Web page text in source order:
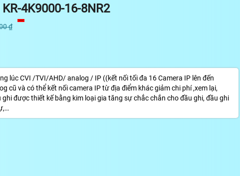
4K9000-16-8NR2
₫
lúc CVI /TVI/AHD/ analog / IP ((kết nối tối đa 16 Camera IP lên đến
cũ và có thể kết nối camera IP từ địa điểm khác giảm chi phí ,xem lại,
được thiết kế bằng kim loại gia tăng sự chắc chắn cho đầu ghi, đầu ghi